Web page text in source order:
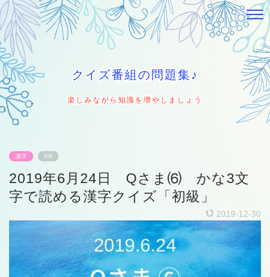
クイズ番組の問題集♪
楽しみながら知識を増やしましょう
漢字 PR
2019年6月24日 Qさま⑹ かな3文
字で読める漢字クイズ「初級」
2019-12-30